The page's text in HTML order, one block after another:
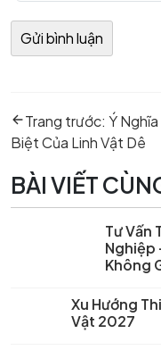
hướng
bài
viết
Trang trước:
post:
Ý
Biệt Của Linh Vật Dê
BÀI VIẾT
Tư Vấn
Nghiệp
Không
Xu Hướng
Vật 2027